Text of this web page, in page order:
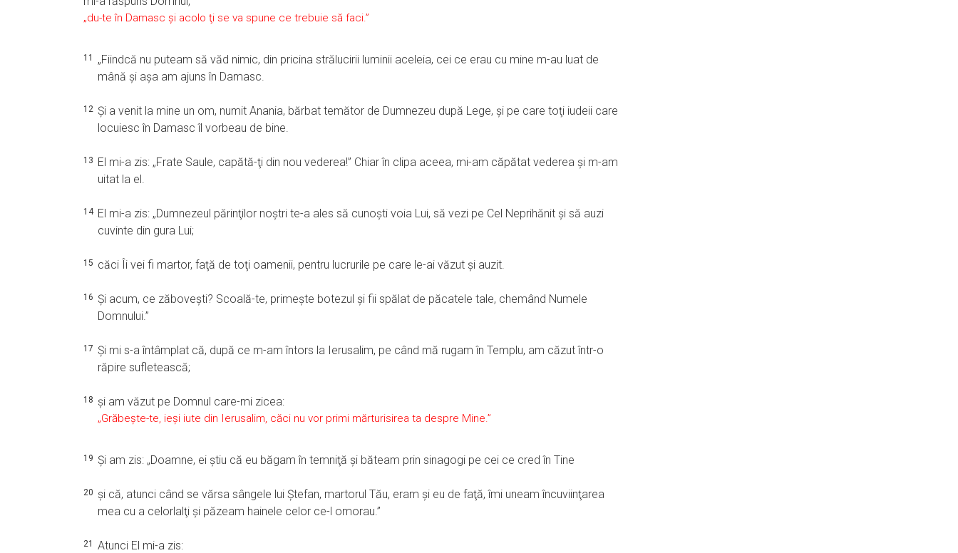
„du-te în Damasc şi acolo ţi se va spune ce trebuie să faci.”
11 „Fiindcă nu puteam să văd nimic, din pricina strălucirii luminii aceleia, cei ce erau cu mine m-au luat de
mână şi aşa am ajuns în Damasc.
12 Şi a venit la mine un om, numit Anania, bărbat temător de Dumnezeu după Lege, şi pe care toţi iudeii care
locuiesc în Damasc îl vorbeau de bine.
13 El mi-a zis: „Frate Saule, capătă-ţi din nou vederea!” Chiar în clipa aceea, mi-am căpătat vederea şi m-am
uitat la el.
14 El mi-a zis: „Dumnezeul părinţilor noştri te-a ales să cunoşti voia Lui, să vezi pe Cel Neprihănit şi să auzi
cuvinte din gura Lui;
15 căci Îi vei fi martor, faţă de toţi oamenii, pentru lucrurile pe care le-ai văzut şi auzit.
16 Şi acum, ce zăboveşti? Scoală-te, primeşte botezul şi fii spălat de păcatele tale, chemând Numele
Domnului.”
17 Şi mi s-a întâmplat că, după ce m-am întors la Ierusalim, pe când mă rugam în Templu, am căzut într-o
răpire sufletească;
18 şi am văzut pe Domnul care-mi zicea:
„Grăbeşte-te, ieşi iute din Ierusalim, căci nu vor primi mărturisirea ta despre Mine.”
19 Şi am zis: „Doamne, ei ştiu că eu băgam în temniţă şi băteam prin sinagogi pe cei ce cred în Tine
20 şi că, atunci când se vărsa sângele lui Ştefan, martorul Tău, eram şi eu de faţă, îmi uneam încuviinţarea
mea cu a celorlalţi şi păzeam hainele celor ce-l omorau.”
21 Atunci El mi-a zis: